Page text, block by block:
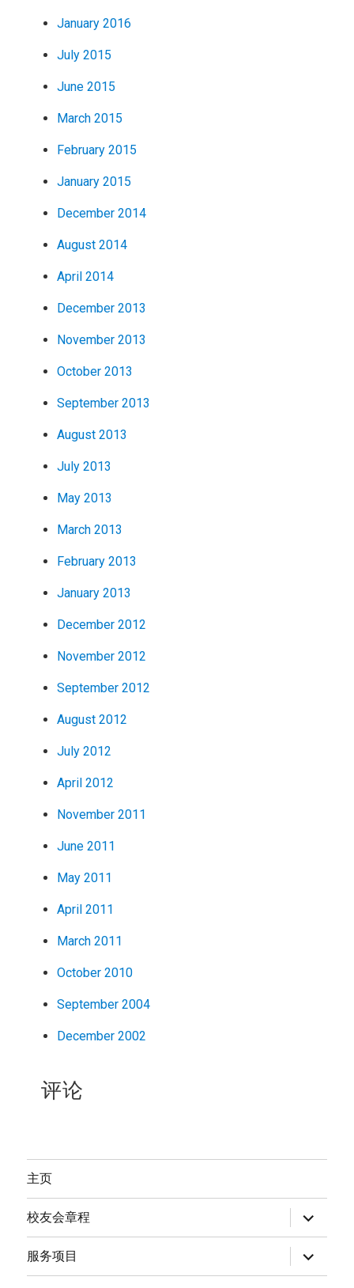
January 2016
July 2015
June 2015
March 2015
February 2015
January 2015
December 2014
August 2014
April 2014
December 2013
November 2013
October 2013
September 2013
August 2013
July 2013
May 2013
March 2013
February 2013
January 2013
December 2012
November 2012
September 2012
August 2012
July 2012
April 2012
November 2011
June 2011
May 2011
April 2011
March 2011
October 2010
September 2004
December 2002
评论
主页
校友会章程
expand
child
menu
服务项目
expand
child
menu